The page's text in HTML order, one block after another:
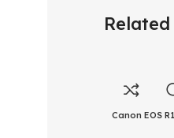
Canon EOS